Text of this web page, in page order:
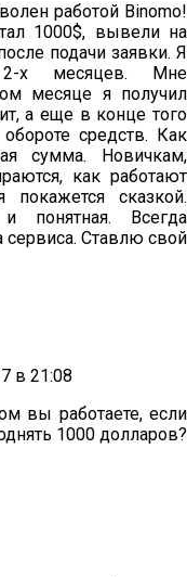
работой Binomo!
1000$, вывели на
подачи заявки. Я
х месяцев. Мне
месяце я получил
а еще в конце того
средств. Как
сумма. Новичкам,
как работают
покажется сказкой.
понятная. Всегда
Ставлю свой
в 21:08
вы работаете, если
1000 долларов?